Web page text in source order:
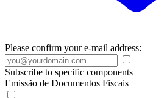
Please confirm your e-mail address:
Subscribe to specific components
Emissão de Documentos Fiscais